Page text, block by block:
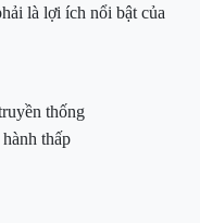
là lợi ích nổi bật của
thống
thấp